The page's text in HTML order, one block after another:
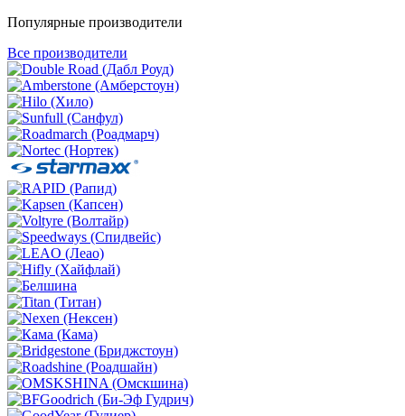
Популярные производители
Все производители